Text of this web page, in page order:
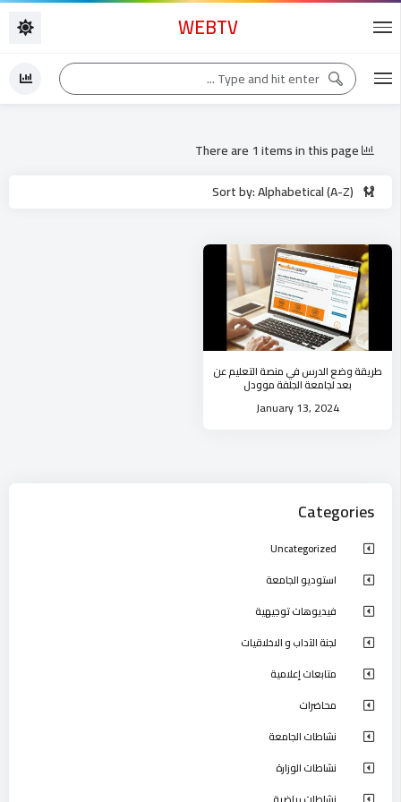
WEBTV
Sort by: Alphabetical (A-Z)
There are 1 items in this page
طريقة وضع الدرس في منصة التعليم عن
بعد لجامعة الجلفة موودل
January 13, 2024
Categories
Uncategorized
استوديو الجامعة
فيديوهات توجيهية
لجنة الآداب و الاخلاقيات
متابعات إعلامية
محاضرات
نشاطات الجامعة
نشاطات الوزارة